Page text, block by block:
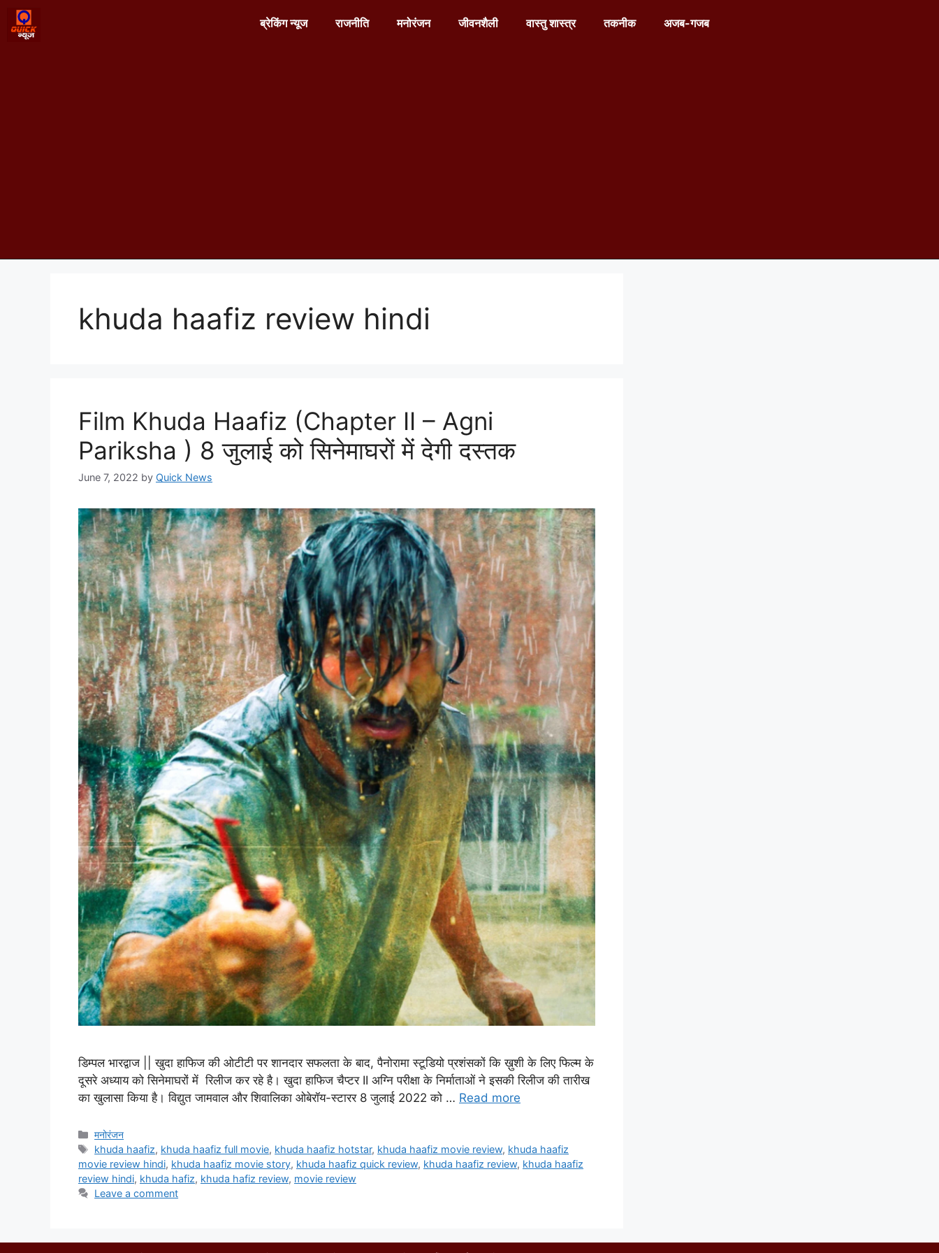
ब्रेकिंग न्यूज राजनीति मनोरंजन जीवनशैली वास्तु शास्त्र तकनीक अजब-गजब
khuda haafiz review hindi
Film Khuda Haafiz (Chapter II – Agni
Pariksha ) 8 जुलाई को सिनेमाघरों में देगी दस्तक
June 7, 2022 by Quick News
डिम्पल भारद्वाज || खुदा हाफिज की ओटीटी पर शानदार सफलता के बाद, पैनोरामा स्टूडियो प्रशंसकों कि ख़ुशी के लिए फिल्म के
दूसरे अध्याय को सिनेमाघरों में रिलीज कर रहे है। खुदा हाफिज चैप्टर II अग्नि परीक्षा के निर्माताओं ने इसकी रिलीज की तारीख
का खुलासा किया है। विद्युत जामवाल और शिवालिका ओबेरॉय-स्टारर 8 जुलाई 2022 को … Read more
मनोरंजन
khuda haafiz, khuda haafiz full movie, khuda haafiz hotstar, khuda haafiz movie review, khuda haafiz
movie review hindi, khuda haafiz movie story, khuda haafiz quick review, khuda haafiz review, khuda haafiz
review hindi, khuda hafiz, khuda hafiz review, movie review
Leave a comment